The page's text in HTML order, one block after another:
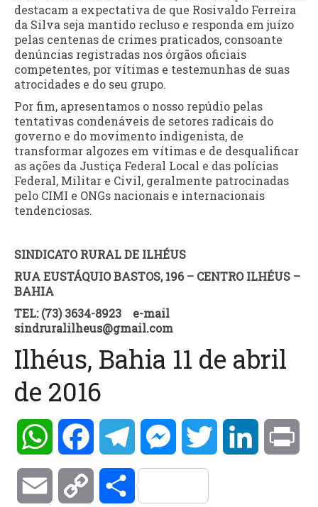
destacam a expectativa de que Rosivaldo Ferreira
da Silva seja mantido recluso e responda em juízo
pelas centenas de crimes praticados, consoante
denúncias registradas nos órgãos oficiais
competentes, por vítimas e testemunhas de suas
atrocidades e do seu grupo.
Por fim, apresentamos o nosso repúdio pelas
tentativas condenáveis de setores radicais do
governo e do movimento indigenista, de
transformar algozes em vítimas e de desqualificar
as ações da Justiça Federal Local e das polícias
Federal, Militar e Civil, geralmente patrocinadas
pelo CIMI e ONGs nacionais e internacionais
tendenciosas.
SINDICATO RURAL DE ILHÉUS
RUA EUSTÁQUIO BASTOS, 196 – CENTRO ILHÉUS –
BAHIA
TEL: (73) 3634-8923 e-mail
sindruralilheus@gmail.com
Ilhéus, Bahia 11 de abril
de 2016
WhatsAppFacebookTelegramMessengerTwitter LinkedIn
Email Copy Compartilhar